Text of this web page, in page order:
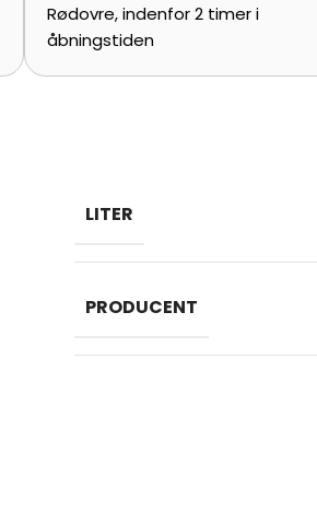
indenfor 2 timer i åbningstiden
LITER
PRODUCENT